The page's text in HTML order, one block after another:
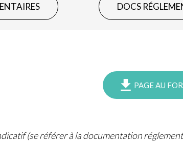
DOCS
PAGE AU
(se référer à la documentation